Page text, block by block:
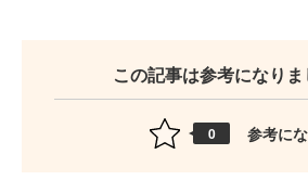
この記事は参考になりま
0 参考に